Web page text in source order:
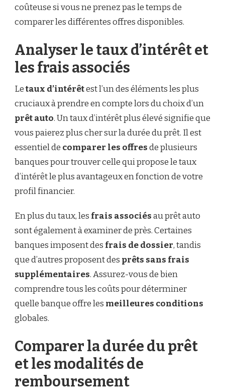
coûteuse si vous ne prenez pas le temps de
comparer les différentes offres disponibles.
Analyser le taux d’intérêt et
les frais associés
Letaux d’intérêtest l’un des éléments les plus
cruciaux à prendre en compte lors du choix d’un
prêt auto. Un taux d’intérêt plus élevé signifie que
vous paierez plus cher sur la durée du prêt. Il est
essentiel de comparer les offresde plusieurs
banques pour trouver celle qui propose le taux
d’intérêt le plus avantageux en fonction de votre
profil financier.
En plus du taux, les frais associésau prêt auto
sont également à examiner de près. Certaines
banques imposent des frais de dossier, tandis
que d’autres proposent des prêts sans frais
supplémentaires. Assurez-vous de bien
comprendre tous les coûts pour déterminer
quelle banque offre les meilleures conditions
globales.
Comparer la durée du prêt
et les modalités de
remboursement